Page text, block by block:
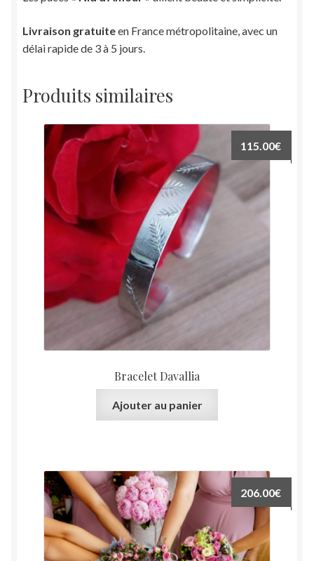
Livraison gratuiteen France métropolitaine, avec un
délai rapide de 3 à 5 jours.
Produits similaires
Bracelet Davallia
115.00€
Ajouter au panier
206.00€